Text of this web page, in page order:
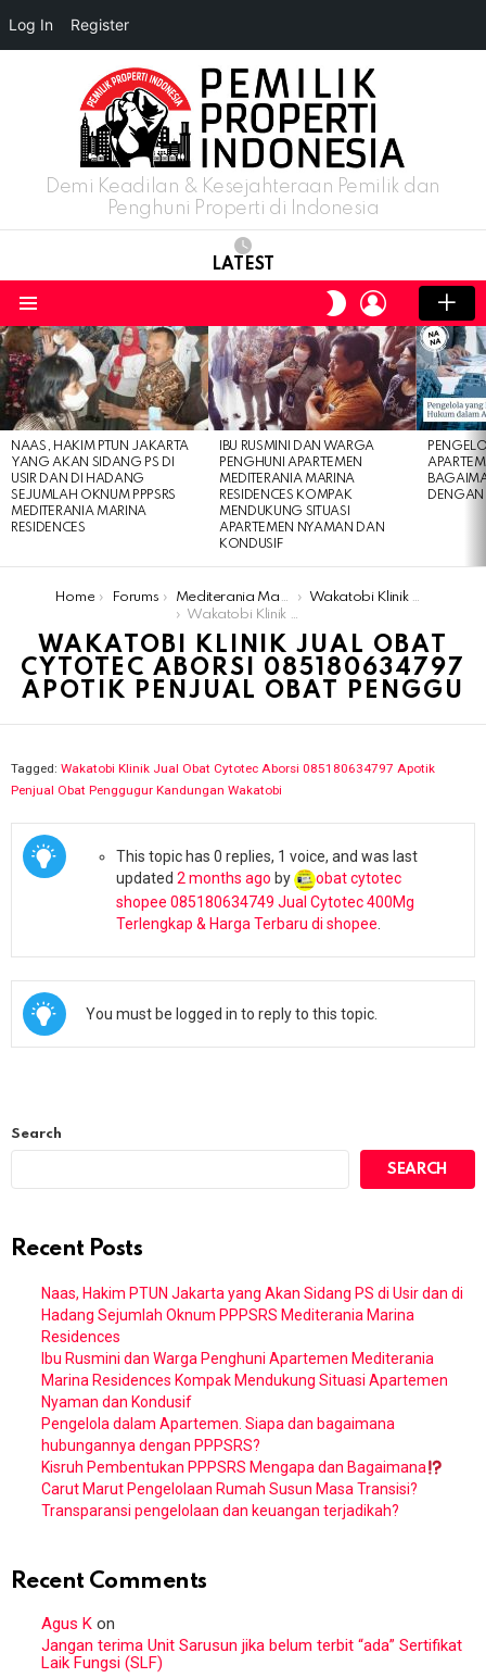
Demi Keadilan & Kesejahteraan Pemilik dan
Penghuni Properti di Indonesia
LATEST
SWITCH
SKIN
LOGIN
LATEST
STORIES
NAAS, HAKIM PTUN JAKARTA
YANG AKAN SIDANG PS DI
USIR DAN DI HADANG
SEJUMLAH OKNUM PPPSRS
MEDITERANIA MARINA
RESIDENCES
IBU RUSMINI DAN WARGA
PENGHUNI APARTEMEN
MEDITERANIA MARINA
RESIDENCES KOMPAK
MENDUKUNG SITUASI
APARTEMEN NYAMAN DAN
KONDUSIF
DENGAN
You are here:
Home Forums Mediterania Marina Residences
Wakatobi Klinik Jual Obat Cytotec Aborsi 085180634797 Apotik Penjual Obat Penggugur Kandungan Wakatobi
Wakatobi Klinik Jual Obat Cytotec Aborsi 085180634797 Apotik Penjual Obat Penggu
WAKATOBI KLINIK JUAL OBAT
CYTOTEC ABORSI 085180634797
APOTIK PENJUAL OBAT PENGGU
Tagged: Wakatobi Klinik Jual Obat Cytotec Aborsi 085180634797 Apotik
Penjual Obat Penggugur Kandungan Wakatobi
This topic has 0 replies, 1 voice, and was last
updated 2 months ago by
obat cytotec
shopee 085180634749 Jual Cytotec 400Mg
Terlengkap & Harga Terbaru di shopee.
You must be logged in to reply to this topic.
Search
SEARCH
Recent Posts
Naas, Hakim PTUN Jakarta yang Akan Sidang PS di Usir dan di
Hadang Sejumlah Oknum PPPSRS Mediterania Marina
Residences
Ibu Rusmini dan Warga Penghuni Apartemen Mediterania
Marina Residences Kompak Mendukung Situasi Apartemen
Nyaman dan Kondusif
Pengelola dalam Apartemen. Siapa dan bagaimana
hubungannya dengan PPPSRS?
Kisruh Pembentukan PPPSRS Mengapa dan Bagaimana
Carut Marut Pengelolaan Rumah Susun Masa Transisi?
Transparansi pengelolaan dan keuangan terjadikah?
Recent Comments
Agus K on
Jangan terima Unit Sarusun jika belum terbit “ada” Sertifikat
Laik Fungsi (SLF)
Log In Register